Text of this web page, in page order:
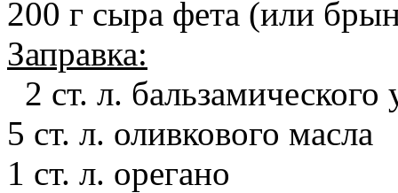
200 г сыра фета (или
Заправка:
2 ст. л. бальзамического
5 ст. л. оливкового масла
1 ст. л. орегано